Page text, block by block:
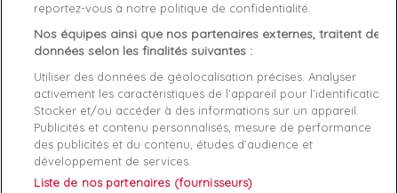
Genre Homme
Rayon Vetement
Démarque 40 %
Références spécifiques
EAN-13 3606745754832
reportez-vous à notre politique de confidentialité.
Nos équipes ainsi que nos partenaires externes, traitent des
données selon les finalités suivantes :
Utiliser des données de géolocalisation précises. Analyser
activement les caractéristiques de l’appareil pour l’identification.
Stocker et/ou accéder à des informations sur un appareil.
Publicités et contenu personnalisés, mesure de performance
des publicités et du contenu, études d’audience et
développement de services.
Liste de nos partenaires (fournisseurs)